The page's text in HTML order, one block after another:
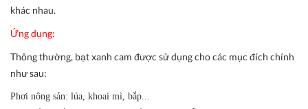
khác nhau.
Ứng dụng:
Thông thường, bạt xanh cam được sử dụng cho các mục đích chính
như sau:
Phơi nông sản: lúa, khoai mì, bắp...